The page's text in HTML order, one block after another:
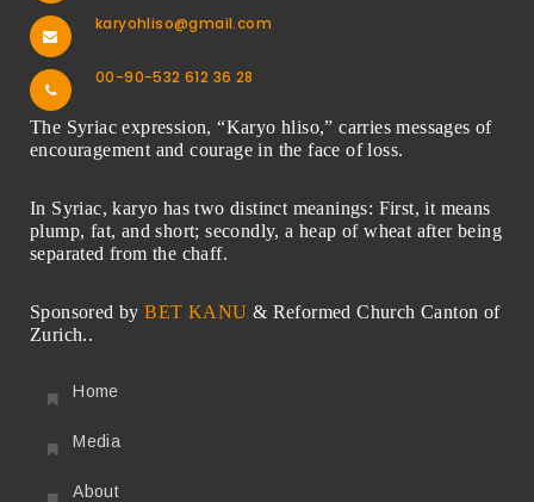
karyohliso@gmail.com
00-90-532 612 36 28
The Syriac expression, “Karyo hliso,” carries messages of
encouragement and courage in the face of loss.
In Syriac, karyo has two distinct meanings: First, it means
plump, fat, and short; secondly, a heap of wheat after being
separated from the chaff.
Sponsored byBET KANU & Reformed Church Canton of
Zurich..
Home
Media
About